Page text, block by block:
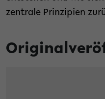
zentrale Prinzipien